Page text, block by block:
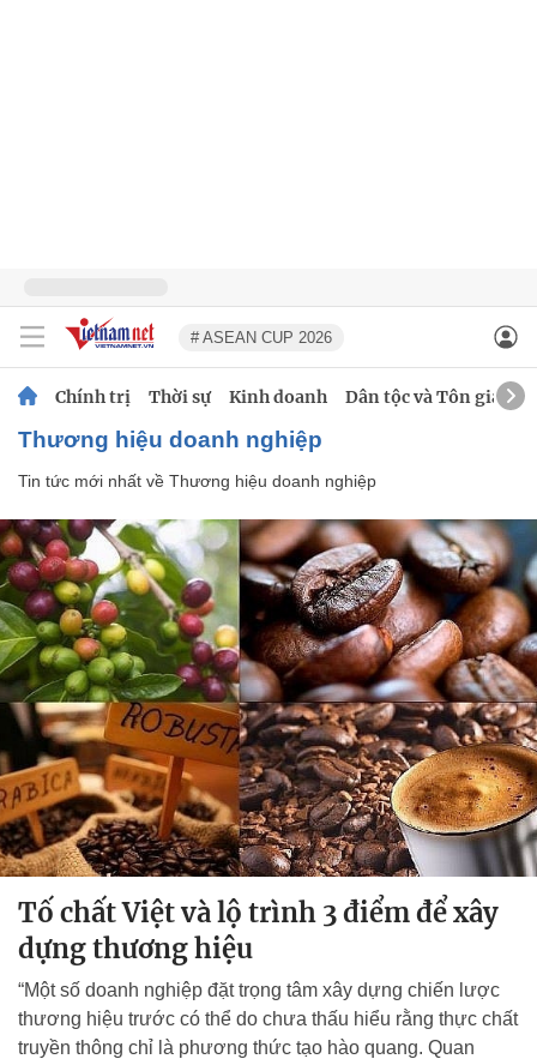
# ASEAN CUP 2026
Chính trị Thời sự Kinh doanh Dân tộc và Tôn giáo
Thương hiệu doanh nghiệp
Tin tức mới nhất về Thương hiệu doanh nghiệp
Tố chất Việt và lộ trình 3 điểm để xây
dựng thương hiệu
“Một số doanh nghiệp đặt trọng tâm xây dựng chiến lược
thương hiệu trước có thể do chưa thấu hiểu rằng thực chất
truyền thông chỉ là phương thức tạo hào quang. Quan